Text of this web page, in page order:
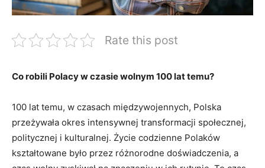
Rate this post
Co robili Polacy w czasie wolnym 100 lat ⁢temu?
100 lat temu, w czasach ⁤międzywojennych, Polska
przeżywała okres⁤ intensywnej transformacji społecznej,
politycznej i kulturalnej. Życie⁢ codzienne ​Polaków
kształtowane było przez różnorodne doświadczenia, a